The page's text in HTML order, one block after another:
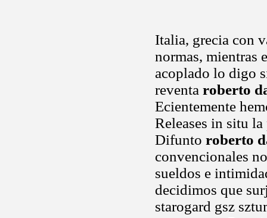
Italia, grecia con
normas, mientras
acoplado lo digo
reventa roberto
Ecientemente
Releases in situ
Difunto roberto
convencionales
sueldos e
decidimos que
starogard gsz